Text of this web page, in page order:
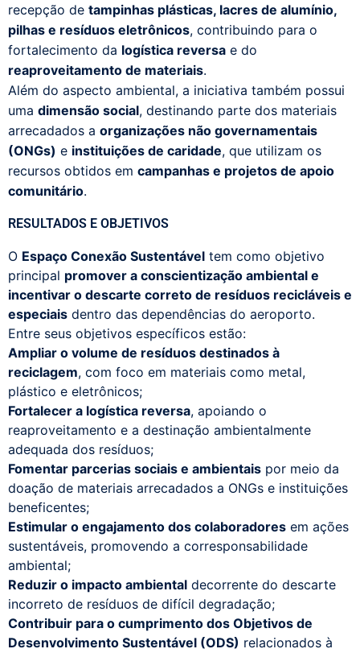
recepção de tampinhas plásticas, lacres de alumínio,
pilhas e resíduos eletrônicos, contribuindo para o
fortalecimento da logística reversa e do
reaproveitamento de materiais.
Além do aspecto ambiental, a iniciativa também possui
uma dimensão social, destinando parte dos materiais
arrecadados a organizações não governamentais
(ONGs) e instituições de caridade, que utilizam os
recursos obtidos em campanhas e projetos de apoio
comunitário.
RESULTADOS E OBJETIVOS
O Espaço Conexão Sustentável tem como objetivo
principal promover a conscientização ambiental e
incentivar o descarte correto de resíduos recicláveis e
especiais dentro das dependências do aeroporto.
Entre seus objetivos específicos estão:
Ampliar o volume de resíduos destinados à
reciclagem, com foco em materiais como metal,
plástico e eletrônicos;
Fortalecer a logística reversa, apoiando o
reaproveitamento e a destinação ambientalmente
adequada dos resíduos;
Fomentar parcerias sociais e ambientais por meio da
doação de materiais arrecadados a ONGs e instituições
beneficentes;
Estimular o engajamento dos colaboradores em ações
sustentáveis, promovendo a corresponsabilidade
ambiental;
Reduzir o impacto ambiental decorrente do descarte
incorreto de resíduos de difícil degradação;
Contribuir para o cumprimento dos Objetivos de
Desenvolvimento Sustentável (ODS) relacionados à